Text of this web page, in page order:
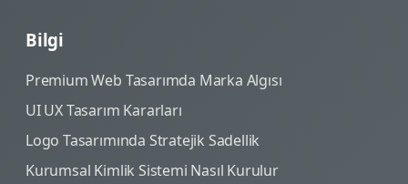
Bilgi
Premium Web Tasarımda Marka Algısı
UI UX Tasarım Kararları
Logo Tasarımında Stratejik Sadellik
Kurumsal Kimlik Sistemi Nasıl Kurulur